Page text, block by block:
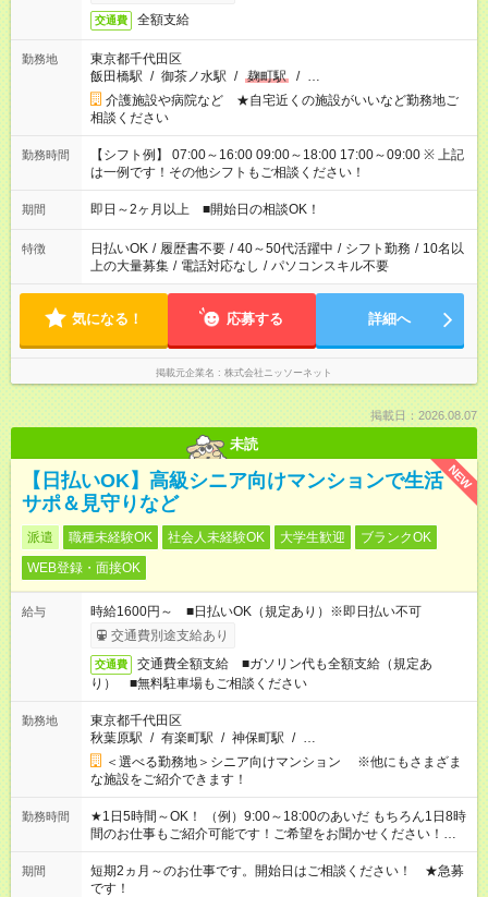
交通費 全額支給
勤務地
東京都千代田区
飯田橋駅 / 御茶ノ水駅 / 麹町駅 / …
介護施設や病院など ★自宅近くの施設がいいなど勤務地ご
相談ください
勤務時間
【シフト例】 07:00～16:00 09:00～18:00 17:00～09:00 ※ 上記
は一例です！その他シフトもご相談ください！
期間 即日～2ヶ月以上 ■開始日の相談OK！
特徴 日払いOK / 履歴書不要 / 40～50代活躍中 / シフト勤務 / 10名以
上の大量募集 / 電話対応なし / パソコンスキル不要
気になる！ 応募する 詳細へ
掲載元企業名 株式会社ニッソーネット
掲載日：2026.08.07
未読
NEW
【日払いOK】高級シニア向けマンションで生活
サポ＆見守りなど
派遣 職種未経験OK 社会人未経験OK 大学生歓迎
ブランクOK
WEB登録・面接OK
給与
時給1600円～ ■日払いOK（規定あり）※即日払い不可
交通費別途支給あり
交通費
交通費全額支給 ■ガソリン代も全額支給（規定あ
り） ■無料駐車場もご相談ください
勤務地
東京都千代田区
秋葉原駅 / 有楽町駅 / 神保町駅 / …
＜選べる勤務地＞シニア向けマンション ※他にもさまざま
な施設をご紹介できます！
勤務時間
★1日5時間～OK！ （例）9:00～18:00のあいだ もちろん1日8時
間のお仕事もご紹介可能です！ご希望をお聞かせください！★家
庭の都合でお休みが必要な場合も遠慮なくご相談ください。 ※
週最低15時間以上の勤務が必要です
期間
短期2ヵ月～のお仕事です。開始日はご相談ください！ ★急募
です！